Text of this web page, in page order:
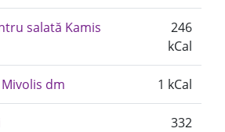
salată Kamis
246
kCal
dm 1 kCal
332